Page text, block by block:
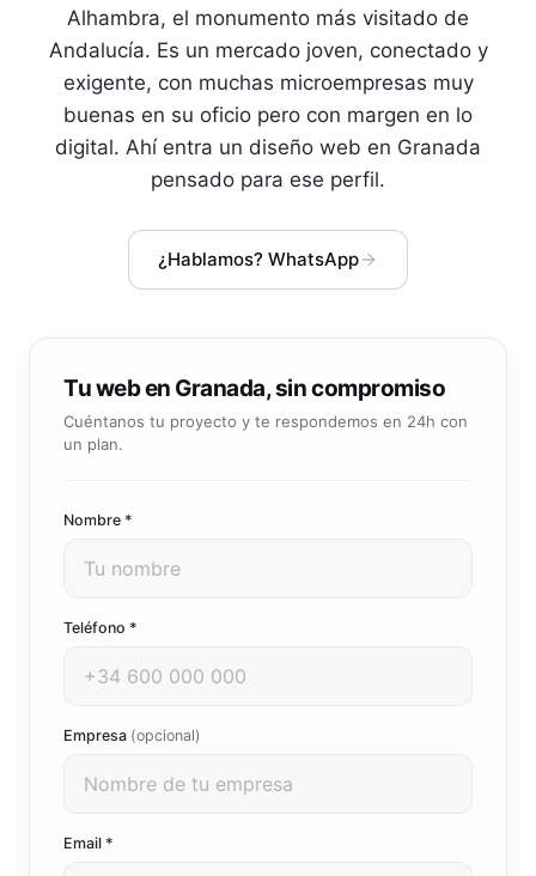
Integración IA
IA integrada en tus sistemas y productos
Atención al cliente 24/7
Resuelve consultas y tickets con IA
Alhambra, el monumento más visitado de
Andalucía. Es un mercado joven, conectado y
exigente, con muchas microempresas muy
buenas en su oficio pero con margen en lo
digital. Ahí entra un diseño web en Granada
pensado para ese perfil.
¿Hablamos? WhatsApp
Tu web en Granada, sin compromiso
Cuéntanos tu proyecto y te respondemos en 24h con
un plan.
Nombre *
Teléfono *
Empresa (opcional)
Email *